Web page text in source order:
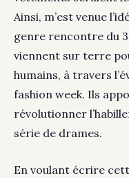
Ainsi, m’est venue
genre rencontre du
viennent sur terre
humains, à travers
fashion week. Ils
révolutionner
série de drames.
En voulant écrire